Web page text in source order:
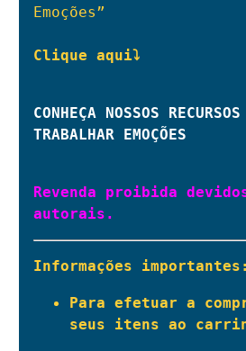
Emoções”
Clique aqui⤵
CONHEÇA NOSSOS
TRABALHAR EMOÇÕES
Revenda proibida
autorais.
Informações importantes:
Para efetuar a
seus itens ao